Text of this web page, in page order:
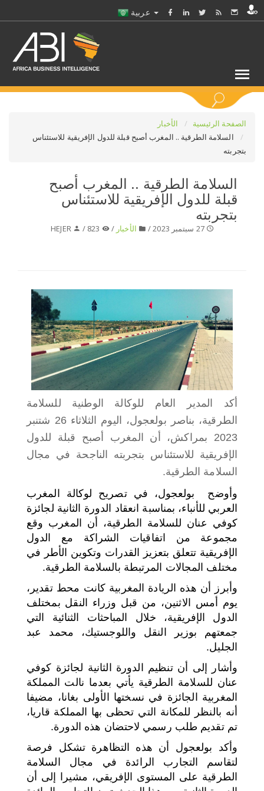
الصفحة الرئيسية
الأخبار
السلامة الطرقية .. المغرب أصبح قبلة للدول الإفريقية للاستئناس
بتجربته
السلامة الطرقية .. المغرب أصبح
قبلة للدول الإفريقية للاستئناس
بتجربته
27 سبتمبر 2023 / الأخبار /
HEJER
أكد المدير العام للوكالة الوطنية للسلامة
الطرقية، بناصر بولعجول، اليوم الثلاثاء 26 شتنبر
2023 بمراكش، أن المغرب أصبح قبلة للدول
الإفريقية للاستئناس بتجربته الناجحة في مجال
السلامة الطرقية.
وأوضح بولعجول، في تصريح لوكالة المغرب
العربي للأنباء، بمناسبة انعقاد الدورة الثانية لجائزة
كوفي عنان للسلامة الطرقية، أن المغرب وقع
مجموعة من اتفاقيات الشراكة مع الدول
الإفريقية تتعلق بتعزيز القدرات وتكوين الأطر في
مختلف المجالات المرتبطة بالسلامة الطرقية.
وأبرز أن هذه الريادة المغربية كانت محط تقدير،
يوم أمس الاثنين، من قبل وزراء النقل بمختلف
الدول الإفريقية، خلال المباحثات الثنائية التي
جمعتهم بوزير النقل واللوجستيك، محمد عبد
الجليل.
وأشار إلى أن تنظيم الدورة الثانية لجائزة كوفي
عنان للسلامة الطرقية يأتي بعدما نالت المملكة
المغربية الجائزة في نسختها الأولى بغانا، مضيفا
أنه بالنظر للمكانة التي تحظى بها المملكة قاريا،
تم تقديم طلب رسمي لاحتضان هذه الدورة.
وأكد بولعجول أن هذه التظاهرة تشكل فرصة
لتقاسم التجارب الرائدة في مجال السلامة
الطرقية على المستوى الإفريقي، مشيرا إلى أن